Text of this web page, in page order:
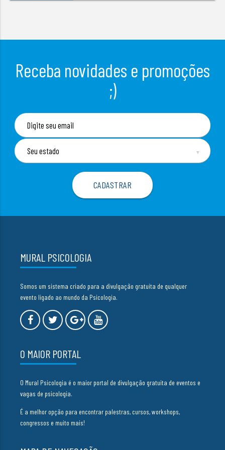
Receba novidades e promoções
;)
▼
MURAL PSICOLOGIA
Somos um sistema criado para a divulgação gratuita de qualquer
evento ligado ao mundo da Psicologia.
O MAIOR PORTAL
O Mural Psicologia é o maior portal de divulgação gratuita de eventos e
vagas de psicologia.
É a melhor opção para encontrar palestras, cursos, workshops,
congressos e muito mais!